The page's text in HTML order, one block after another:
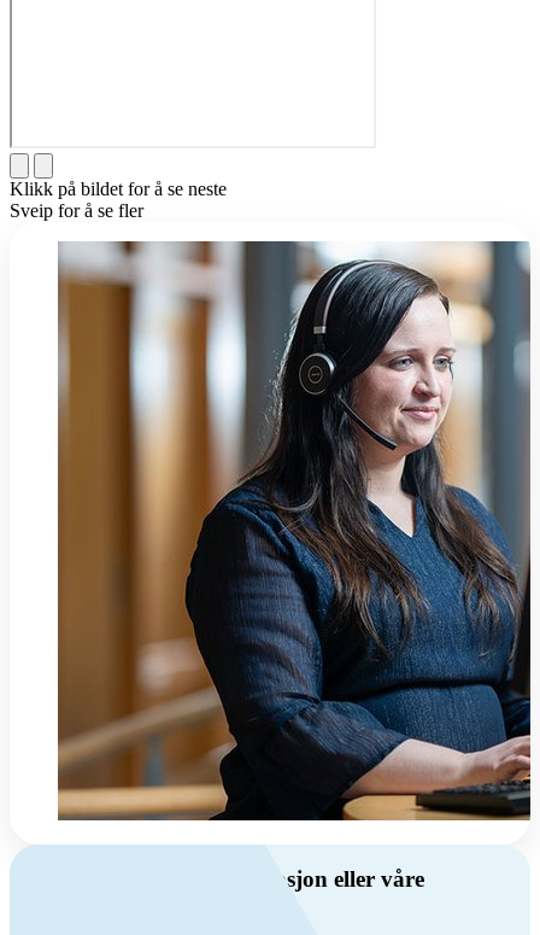
Klikk på bildet for å se neste
Sveip for å se fler
Har du spørsmål om ventilasjon eller våre